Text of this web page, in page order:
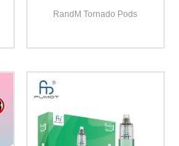
RandM Tornado Pods